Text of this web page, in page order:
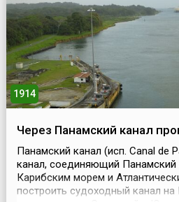
выставки после того, как ее
бразильский король дон ...
1914
Через Панамский канал
Панамский канал (исп. Canal de
канал, соединяющий Панамский
Карибским морем и
построить судоходный канал